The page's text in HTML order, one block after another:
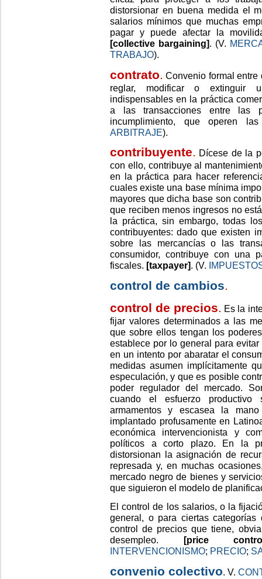
distorsionar en buena medida el
salarios mínimos que muchas
pagar y puede afectar la
[collective bargaining]. (V.
TRABAJO).
contrato. Convenio formal entre
reglar, modificar o extinguir
indispensables en la práctica
a las transacciones entre las
incumplimiento, que operen
ARBITRAJE).
contribuyente. Dícese de la
con ello, contribuye al
en la práctica para hacer
cuales existe una base mínima
mayores que dicha base son
que reciben menos ingresos no
la práctica, sin embargo, todas
contribuyentes: dado que existen
sobre las mercancías o las
consumidor, contribuye con una
fiscales. [taxpayer]. (V.
control de cambios.
control de precios. Es la
fijar valores determinados a las
que sobre ellos tengan los
establece por lo general para
en un intento por abaratar el
medidas asumen implícitamente
especulación, y que es posible
poder regulador del mercado.
cuando el esfuerzo
armamentos y escasea la
implantado profusamente en
económica intervencionista y
políticos a corto plazo. En la
distorsionan la asignación de
represada y, en muchas
mercado negro de bienes y
que siguieron el modelo de
El control de los salarios, o la
general, o para ciertas
control de precios que tiene,
desempleo. [price
INTERVENCIONISMO; PRECIO;
convenio colectivo . V.